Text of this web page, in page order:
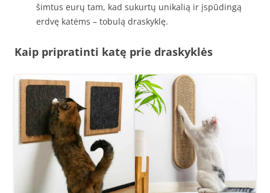
šimtus eurų tam, kad sukurtų unikalią ir įspūdingą
erdvę katėms – tobulą draskyklę.
Kaip pripratinti katę prie draskyklės